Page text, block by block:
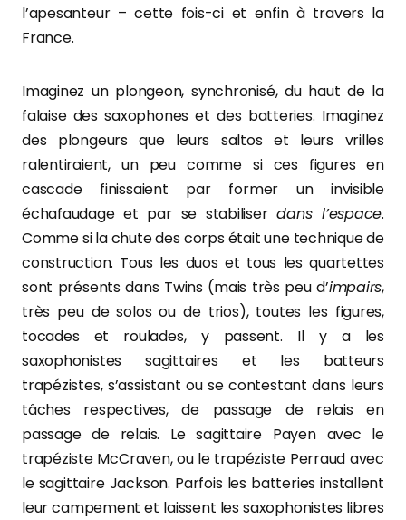
l’apesanteur – cette fois-ci et enfin à travers la
France.
Imaginez un plongeon, synchronisé, du haut de la
falaise des saxophones et des batteries. Imaginez
des plongeurs que leurs saltos et leurs vrilles
ralentiraient, un peu comme si ces figures en
cascade finissaient par former un invisible
échafaudage et par se stabiliserdans l’espace.
Comme si la chute des corps était une technique de
construction. Tous les duos et tous les quartettes
sont présents dans Twins (mais très peu d’impairs,
très peu de solos ou de trios), toutes les figures,
tocades et roulades, y passent. Il y a les
saxophonistes sagittaires et les batteurs
trapézistes, s’assistant ou se contestant dans leurs
tâches respectives, de passage de relais en
passage de relais. Le sagittaire Payen avec le
trapéziste McCraven, ou le trapéziste Perraud avec
le sagittaire Jackson. Parfois les batteries installent
leur campement et laissent les saxophonistes libres